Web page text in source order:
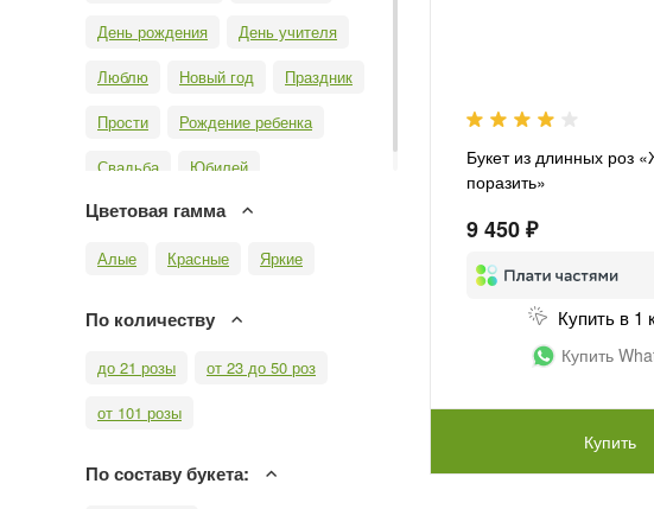
День рождения
День учителя
Люблю
Новый год
Праздник
Прости
Рождение ребенка
Свадьба
Юбилей
Цветовая гамма
Алые Красные Яркие
По количеству
до 21 розы
от 23 до 50 роз
от 101 розы
По составу букета:
Букет из длинных роз
поразить»
9 450 ₽
Купить в 1
Купить
Купить